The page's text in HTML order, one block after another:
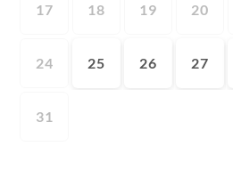
17 18 19 20
24 25 26 27
31